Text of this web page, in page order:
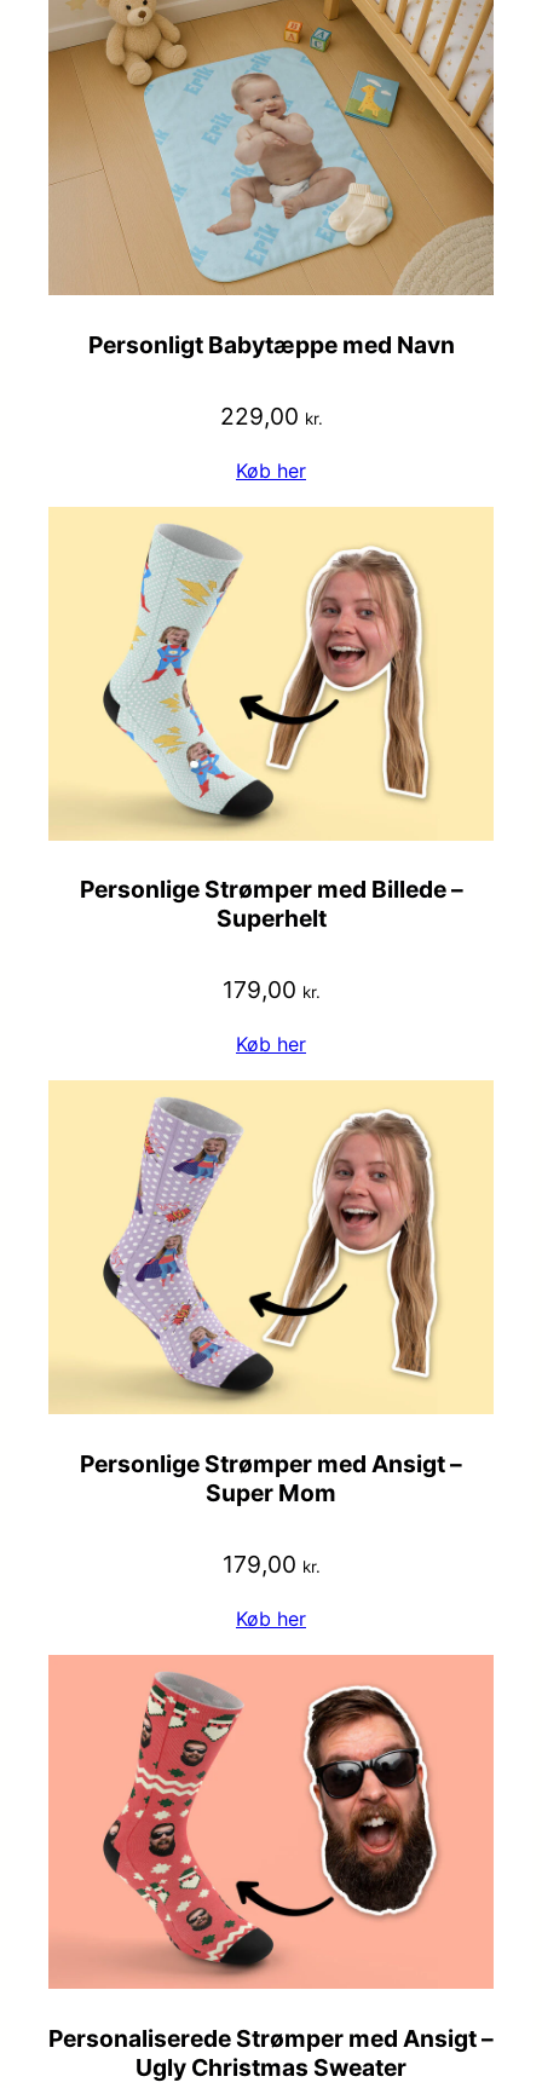
Personligt Babytæppe med Navn
229,00 kr.
Køb her
Personlige Strømper med Billede –
Superhelt
179,00 kr.
Køb her
Personlige Strømper med Ansigt –
Super Mom
179,00 kr.
Køb her
Personaliserede Strømper med Ansigt –
Ugly Christmas Sweater